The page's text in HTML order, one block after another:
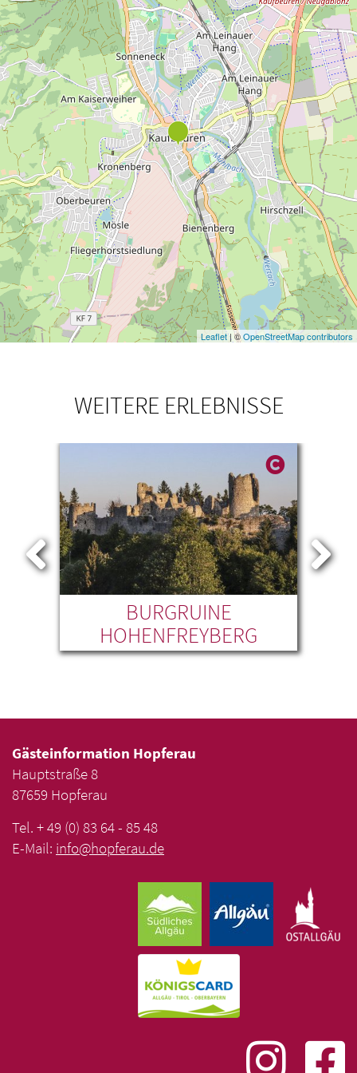
Leaflet| ©OpenStreetMap contributors
WEITERE ERLEBNISSE
BURGRUINE
HOHENFREYBERG
Gästeinformation Hopferau
Hauptstraße 8
87659 Hopferau
Tel. + 49 (0) 83 64 - 85 48
E-Mail: info@hopferau.de